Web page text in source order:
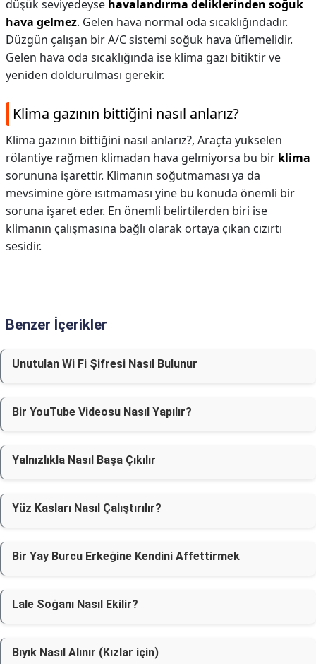
düşük seviyedeyse havalandırma deliklerinden soğuk
hava gelmez. Gelen hava normal oda sıcaklığındadır.
Düzgün çalışan bir A/C sistemi soğuk hava üflemelidir.
Gelen hava oda sıcaklığında ise klima gazı bitiktir ve
yeniden doldurulması gerekir.
Klima gazının bittiğini nasıl anlarız?
Klima gazının bittiğini nasıl anlarız?, Araçta yükselen
rölantiye rağmen klimadan hava gelmiyorsa bu bir klima
sorununa işarettir. Klimanın soğutmaması ya da
mevsimine göre ısıtmaması yine bu konuda önemli bir
soruna işaret eder. En önemli belirtilerden biri ise
klimanın çalışmasına bağlı olarak ortaya çıkan cızırtı
sesidir.
Benzer İçerikler
Unutulan Wi Fi Şifresi Nasıl Bulunur
Bir YouTube Videosu Nasıl Yapılır?
Yalnızlıkla Nasıl Başa Çıkılır
Yüz Kasları Nasıl Çalıştırılır?
Bir Yay Burcu Erkeğine Kendini Affettirmek
Lale Soğanı Nasıl Ekilir?
Bıyık Nasıl Alınır (Kızlar için)